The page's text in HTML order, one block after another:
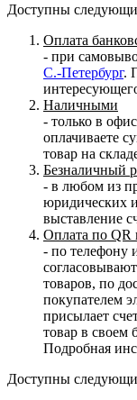
Доступны
Оплата
- при
С.-Петербург.
Наличными
- только в
оплачиваете
товар на
Безналичный
- в любом из
юридических
выставление
Оплата по QR
- по телефону
товаров, по
покупателем
присылает
товар в своем
Подробная
Доступны